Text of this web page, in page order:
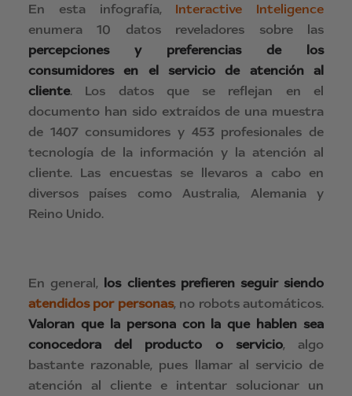
En esta infografía, Interactive Inteligence
enumera 10 datos reveladores sobre las
percepciones y preferencias de los
consumidores en el servicio de atención al
cliente. Los datos que se reflejan en el
documento han sido extraídos de una muestra
de 1407 consumidores y 453 profesionales de
tecnología de la información y la atención al
cliente. Las encuestas se llevaros a cabo en
diversos países como Australia, Alemania y
Reino Unido.
En general, los clientes prefieren seguir siendo
atendidos por personas, no robots automáticos.
Valoran que la persona con la que hablen sea
conocedora del producto o servicio, algo
bastante razonable, pues llamar al servicio de
atención al cliente e intentar solucionar un